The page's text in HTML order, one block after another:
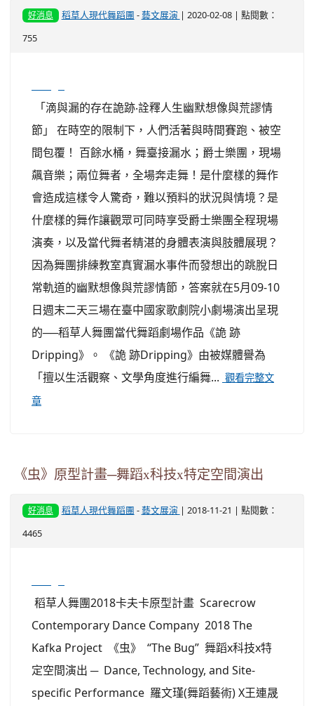
好消息 稻草人現代舞蹈團 -藝文展演 | 2020-02-08 | 點閱數：
755
「滴與漏的存在詭跡‧詮釋人生幽默想像與荒謬情
節」 在時空的限制下，人們活著與時間賽跑、被空
間包覆！ 百餘水桶，舞臺接漏水；爵士樂團，現場
飆音樂；兩位舞者，全場奔走舞！是什麼樣的舞作
會造成這樣令人驚奇，難以預料的狀況與情境？是
什麼樣的舞作讓觀眾可同時享受爵士樂團全程現場
演奏，以及當代舞者精湛的身體表演與肢體展現？
因為舞團排練教室真實漏水事件而發想出的跳脫日
常軌道的幽默想像與荒謬情節，答案就在5月09-10
日週末二天三場在臺中國家歌劇院小劇場演出呈現
的──稻草人舞團當代舞蹈劇場作品《詭 跡
Dripping》。 《詭 跡Dripping》由被媒體譽為
「擅以生活觀察、文學角度進行編舞... 觀看完整文
章
《虫》原型計畫─舞蹈x科技x特定空間演出
好消息 稻草人現代舞蹈團 -藝文展演 | 2018-11-21 | 點閱數：
4465
稻草人舞團2018卡夫卡原型計畫 Scarecrow
Contemporary Dance Company 2018 The
Kafka Project 《虫》 “The Bug” 舞蹈x科技x特
定空間演出 ─ Dance, Technology, and Site-
specific Performance 羅文瑾(舞蹈藝術) X王連晟